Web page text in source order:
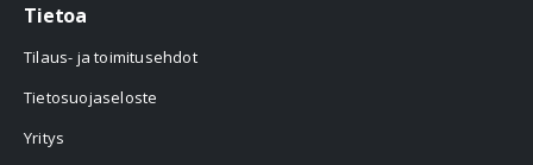
Tietoa
Tilaus- ja toimitusehdot
Tietosuojaseloste
Yritys